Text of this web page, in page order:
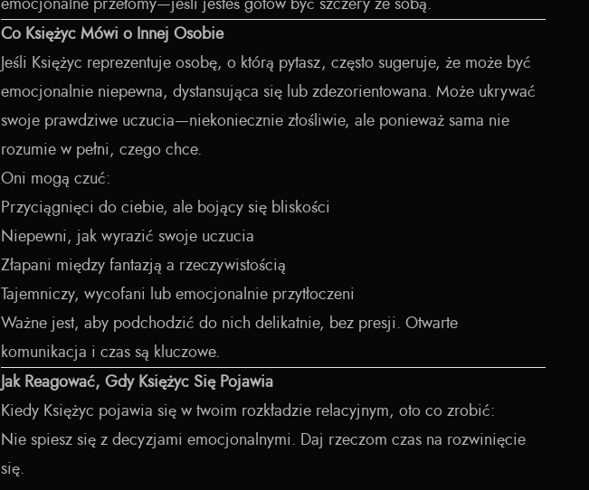
emocjonalne przełomy—jeśli jesteś gotów być szczery ze sobą.
Co Księżyc Mówi o Innej Osobie
Jeśli Księżyc reprezentuje osobę, o którą pytasz, często sugeruje, że może być
emocjonalnie niepewna, dystansująca się lub zdezorientowana. Może ukrywać
swoje prawdziwe uczucia—niekoniecznie złośliwie, ale ponieważ sama nie
rozumie w pełni, czego chce.
Oni mogą czuć:
Przyciągnięci do ciebie, ale bojący się bliskości
Niepewni, jak wyrazić swoje uczucia
Złapani między fantazją a rzeczywistością
Tajemniczy, wycofani lub emocjonalnie przytłoczeni
Ważne jest, aby podchodzić do nich delikatnie, bez presji. Otwarte
komunikacja i czas są kluczowe.
Jak Reagować, Gdy Księżyc Się Pojawia
Kiedy Księżyc pojawia się w twoim rozkładzie relacyjnym, oto co zrobić:
Nie spiesz się z decyzjami emocjonalnymi. Daj rzeczom czas na rozwinięcie
się.